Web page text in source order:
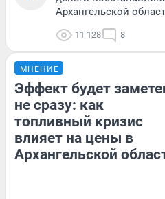
Архангельской
11 128 8
МНЕНИЕ
Эффект будет
не сразу: как
топливный кризис
влияет на цены в
Архангельской